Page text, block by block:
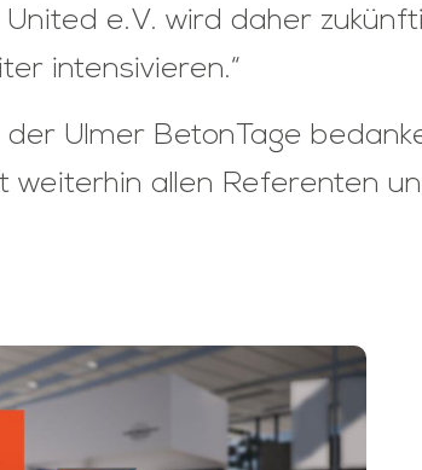
e.V. wird daher
intensivieren.“
Ulmer BetonTage
weiterhin allen Referenten